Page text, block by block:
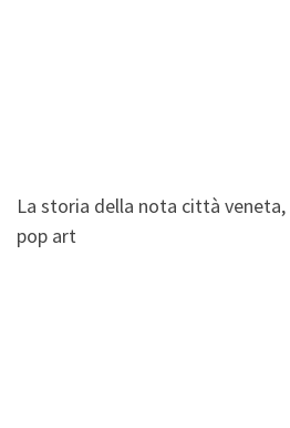
La storia della nota città
pop art